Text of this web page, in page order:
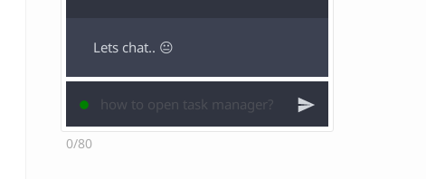
Lets chat.. 😐
0/80